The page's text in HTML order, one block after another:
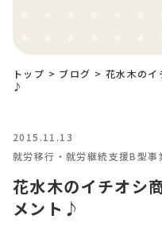
トップ > ブログ > 花水木のイ
♪
2015.11.13
就労移行・就労継続支援B型事
花水木のイチオシ
メント♪